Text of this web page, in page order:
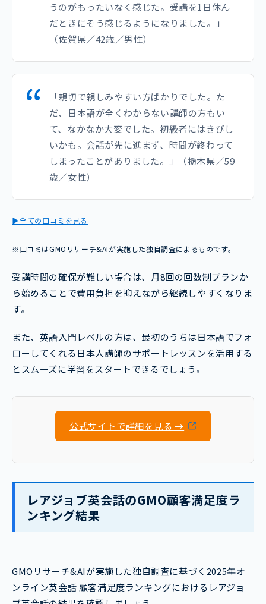
うのがもったいなく感じた。受講を1日休ん
だときにそう感じるようになりました。」
（佐賀県／42歳／男性）
「親切で親しみやすい方ばかりでした。た
だ、日本語が全くわからない講師の方もい
て、なかなか大変でした。初級者にはきびし
いかも。会話が先に進まず、時間が終わって
しまったことがありました。」（栃木県／59
歳／女性）
▶全ての口コミを見る
※口コミはGMOリサーチ&AIが実施した独自調査によるものです。
受講時間の確保が難しい場合は、月8回の回数制プランか
ら始めることで費用負担を抑えながら継続しやすくなりま
す。
また、英語入門レベルの方は、最初のうちは日本語でフォ
ローしてくれる日本人講師のサポートレッスンを活用する
とスムーズに学習をスタートできるでしょう。
公式サイトで詳細を見る →
レアジョブ英会話のGMO顧客満足度ラ
ンキング結果
GMOリサーチ&AIが実施した独自調査に基づく2025年オ
ンライン英会話 顧客満足度ランキングにおけるレアジョ